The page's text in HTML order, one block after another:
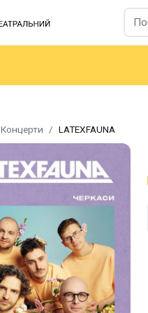
Концерти LATEXFAUNA